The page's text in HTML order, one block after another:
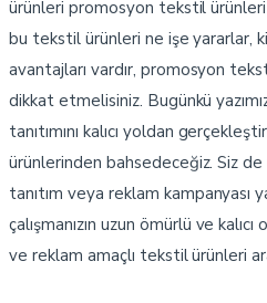
ürünleri promosyon tekstil
bu tekstil ürünleri ne işe yararlar,
avantajları vardır, promosyon
dikkat etmelisiniz. Bugünkü
tanıtımını kalıcı yoldan
ürünlerinden bahsedeceğiz. Siz
tanıtım veya reklam kampanyası
çalışmanızın uzun ömürlü ve kalıcı
ve reklam amaçlı tekstil ürünleri